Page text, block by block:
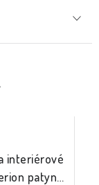
interiérové
patyna